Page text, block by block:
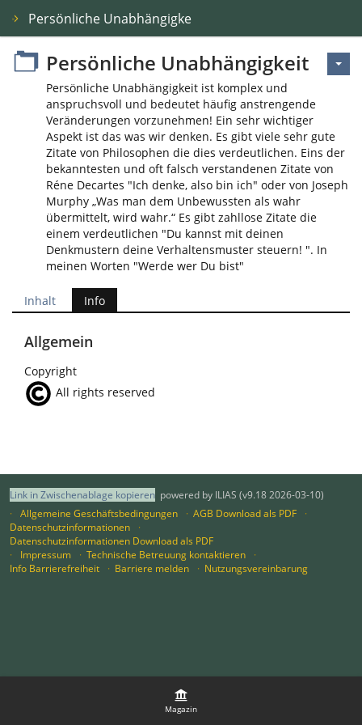
Persönliche Unabhängigkeit
Magazin
Persönliche Unabhängigkeit
Persönliche Unabhängigkeit ist komplex und
anspruchsvoll und bedeutet häufig anstrengende
Veränderungen vorzunehmen! Ein sehr wichtiger
Aspekt ist das was wir denken. Es gibt viele sehr gute
Zitate von Philosophen die dies verdeutlichen. Eins der
bekanntesten und oft falsch verstandenen Zitate von
Réne Decartes "Ich denke, also bin ich" oder von Joseph
Murphy „Was man dem Unbewussten als wahr
übermittelt, wird wahr.“ Es gibt zahllose Zitate die
einem verdeutlichen "Du kannst mit deinen
Denkmustern deine Verhaltensmuster steuern! ". In
meinen Worten "Werde wer Du bist"
Inhalt Info
Allgemein
Copyright
All rights reserved
Link in Zwischenablage kopieren powered by ILIAS (v9.18 2026-03-10)
Allgemeine Geschäftsbedingungen
AGB Download als PDF
Datenschutzinformationen
Datenschutzinformationen Download als PDF
Impressum
Technische Betreuung kontaktieren
Info Barrierefreiheit
Barriere melden Nutzungsvereinbarung